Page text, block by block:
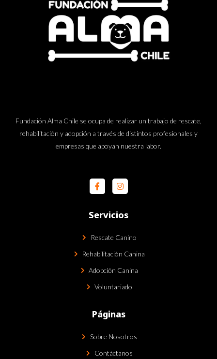
Fundación Alma Chile se ocupa de realizar un trabajo de rescate,
rehabilitación y adopción a través de distintos profesionales y
empresas que apoyan nuestra labor.
Servicios
Rescate Canino
Rehabilitación Canina
Adopción Canina
Voluntariado
Páginas
Sobre Nosotros
Contáctanos